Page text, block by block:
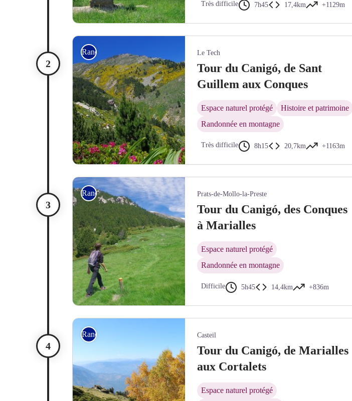
Très difficile 7h45 17,4km +1129m
Rando itinérante Le Tech
Tour du Canigó, de Sant
Guillem aux Conques
Espace naturel protégé
Histoire et patrimoine
Randonnée en montagne
Très difficile 8h15 20,7km +1163m
Rando itinérante Prats-de-Mollo-la-Preste
Tour du Canigó, des Conques
à Marialles
Espace naturel protégé
Randonnée en montagne
Difficile 5h45 14,4km +836m
Rando itinérante Casteil
Tour du Canigó, de Marialles
aux Cortalets
Espace naturel protégé